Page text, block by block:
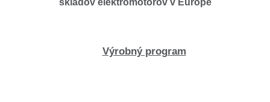
skladov elektromotorov v Európe
Výrobný program